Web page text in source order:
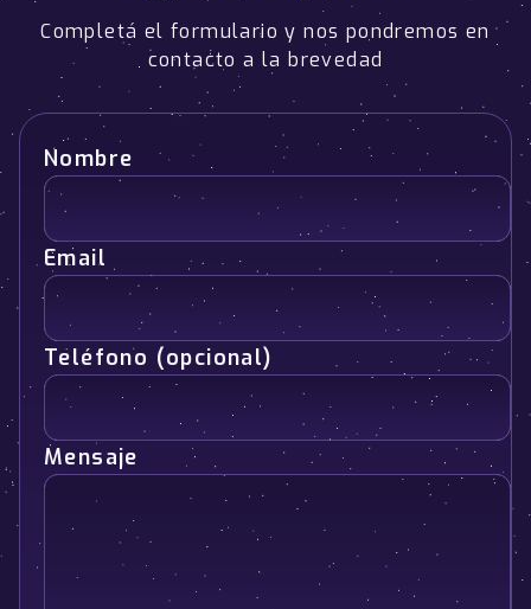
Completá el formulario y nos pondremos en
contacto a la brevedad
Nombre
Email
Teléfono (opcional)
Mensaje